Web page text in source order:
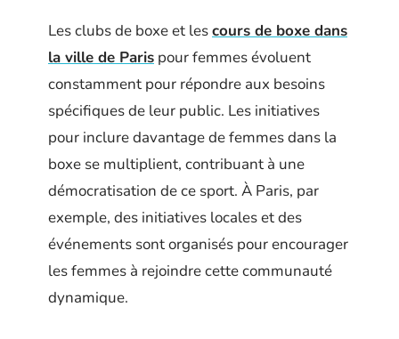
Les clubs de boxe et lescours de boxe dans
la ville de Paris pour femmes évoluent
constamment pour répondre aux besoins
spécifiques de leur public. Les initiatives
pour inclure davantage de femmes dans la
boxe se multiplient, contribuant à une
démocratisation de ce sport. À Paris, par
exemple, des initiatives locales et des
événements sont organisés pour encourager
les femmes à rejoindre cette communauté
dynamique.